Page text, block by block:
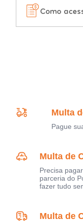
Como
Multa
Pague
Multa de
Precisa
parceria do
fazer tudo
Multa de